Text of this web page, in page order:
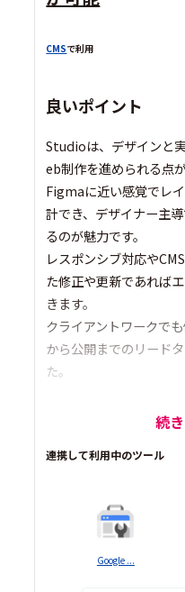
CMSで利用
良いポイント
Studioは、デザインと
eb制作を進められる点
Figmaに近い感覚でレ
計でき、デザイナー主
るのが魅力です。
レスポンシブ対応や
た修正や更新であれば
きます。
クライアントワークで
から公開までのリード
た。
続
連携して利用中のツール
Google ...